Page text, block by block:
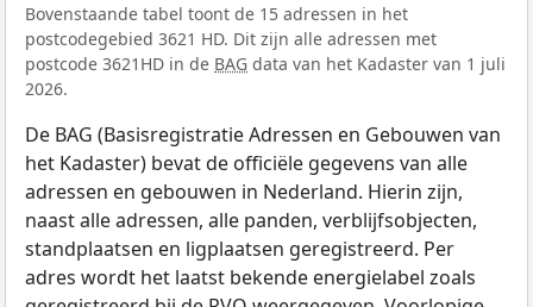
Bovenstaande tabel toont de 15 adressen in het
postcodegebied 3621 HD. Dit zijn alle adressen met
postcode 3621HD in de BAG data van het Kadaster van 1 juli
2026.
De BAG (Basisregistratie Adressen en Gebouwen van
het Kadaster) bevat de officiële gegevens van alle
adressen en gebouwen in Nederland. Hierin zijn,
naast alle adressen, alle panden, verblijfsobjecten,
standplaatsen en ligplaatsen geregistreerd. Per
adres wordt het laatst bekende energielabel zoals